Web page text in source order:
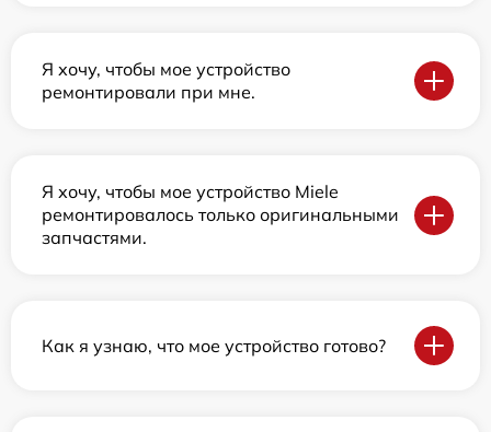
Я хочу, чтобы мое устройство
ремонтировали при мне.
Я хочу, чтобы мое устройство Miele
ремонтировалось только оригинальными
запчастями.
Как я узнаю, что мое устройство готово?